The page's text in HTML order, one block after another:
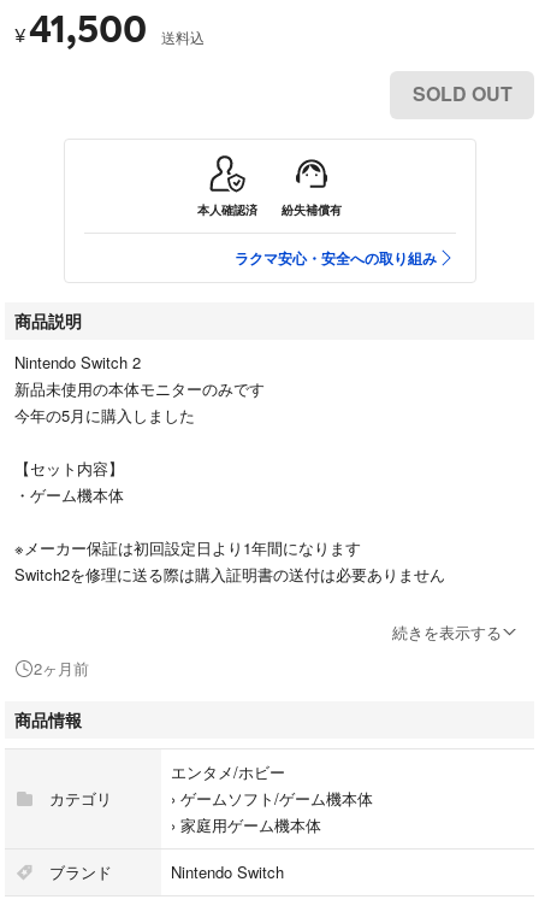
¥41,500 送料込
SOLD OUT
本人確認済 紛失補償有
ラクマ安心・安全への取り組み
商品説明
Nintendo Switch 2
新品未使用の本体モニターのみです
今年の5月に購入しました
【セット内容】
・ゲーム機本体
※メーカー保証は初回設定日より1年間になります
Switch2を修理に送る際は購入証明書の送付は必要ありません
丁寧に梱包して宅急便コンパクトにて手配させていただきます
14時までのご購入で即日発送
基本的にはご購入日（お支払い手続き完了日)から24時間以内に発送させ
ていただきます
値下げ交渉はご遠慮ください
続きを表示する
2ヶ月前
商品情報
カテゴリ
エンタメ/ホビー
› ゲームソフト/ゲーム機本体
› 家庭用ゲーム機本体
ブランド Nintendo Switch